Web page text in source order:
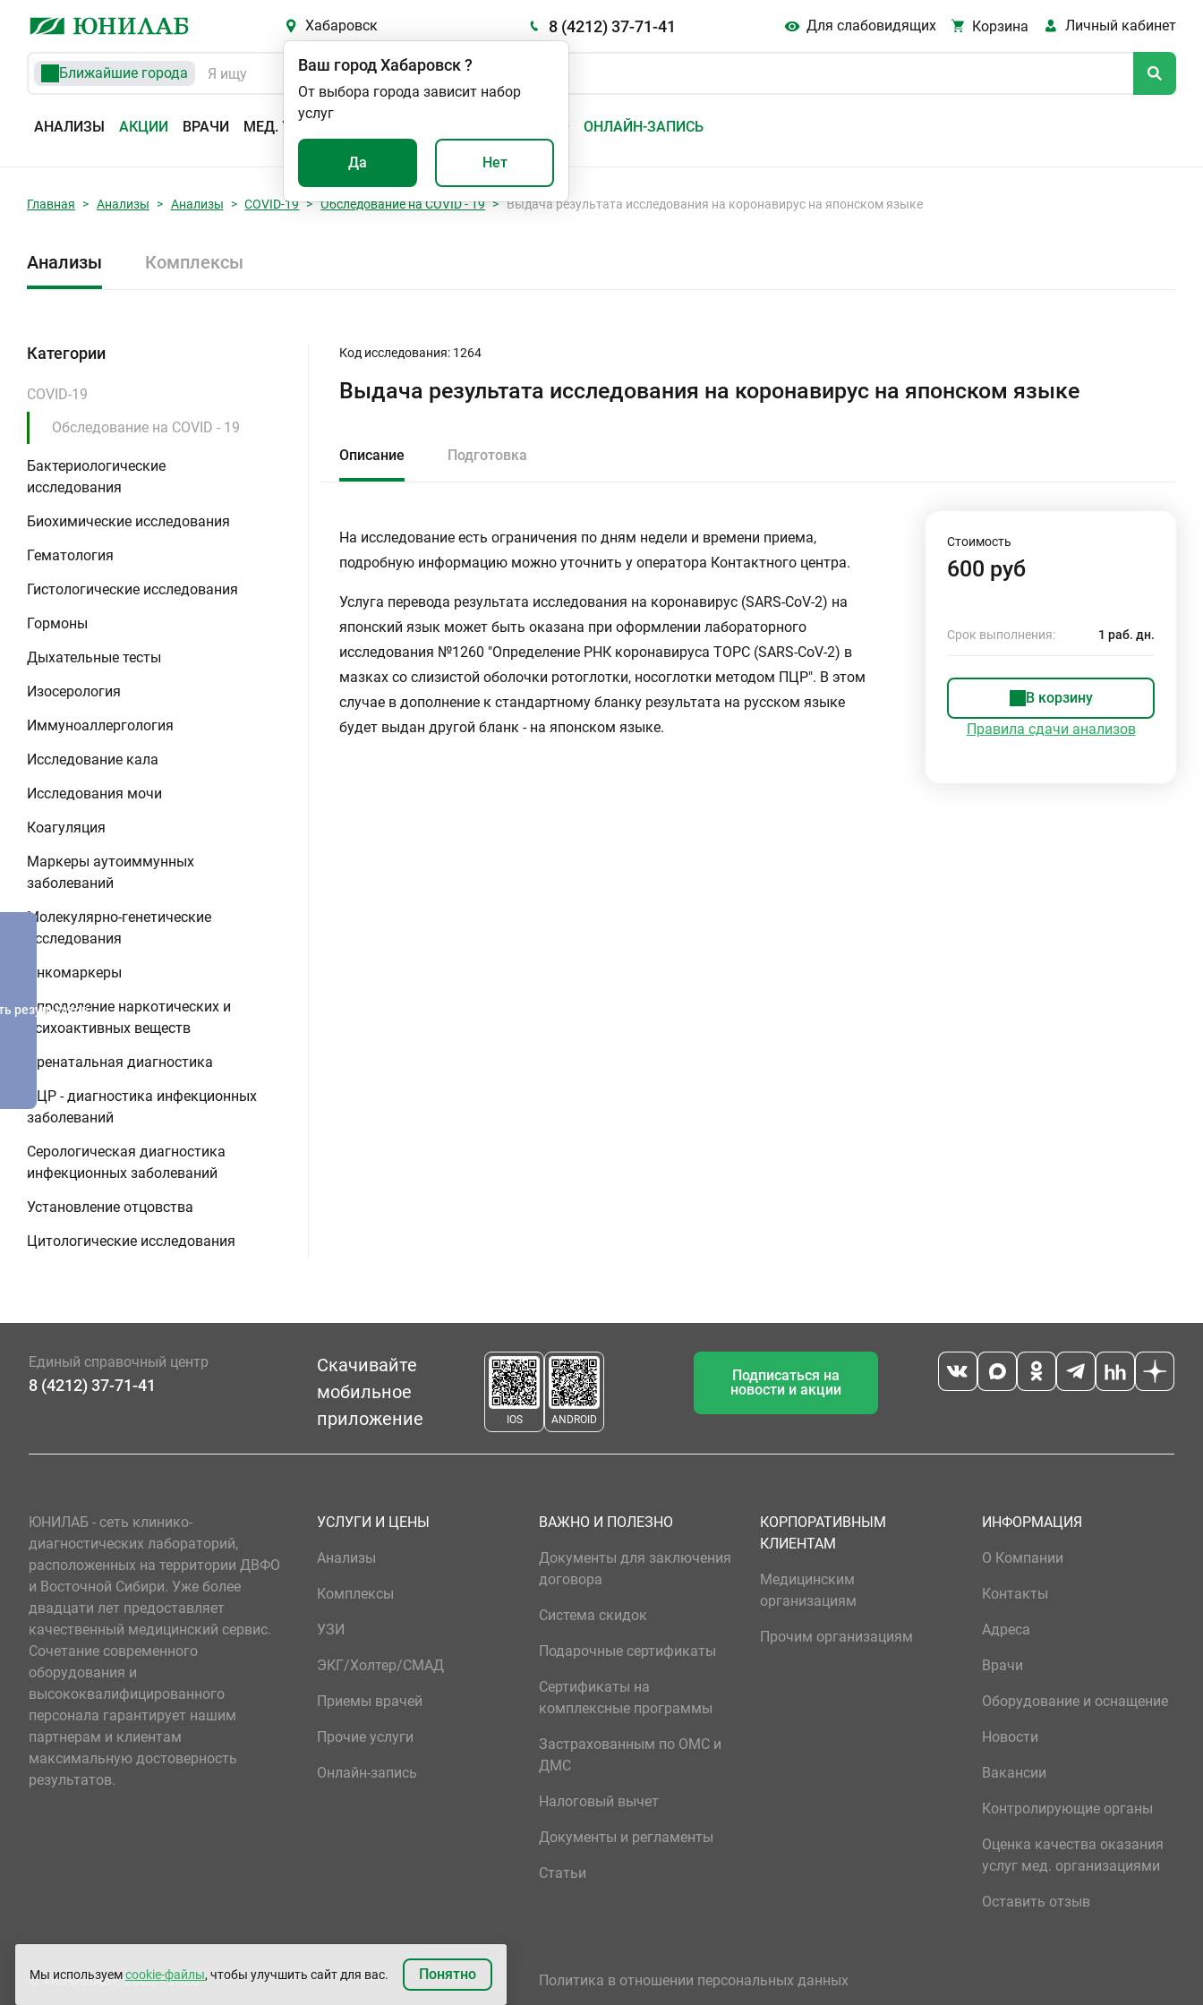
Хабаровск 8 (4212) 37-71-41 Для слабовидящих Корзина Личный кабинет
Ближайшие города
АНАЛИЗЫ АКЦИИ ВРАЧИ МЕД. УСЛУГИ ОНЛАЙН-ЗАПИСЬ
Ваш городХабаровск?
От выбора города зависит набор
услуг
Да Нет
Главная Анализы Анализы COVID-19 Обследование на COVID - 19 Выдача результата исследования на коронавирус на японском языке
Анализы Комплексы
Категории
COVID-19
Обследование на COVID - 19
Бактериологические
исследования
Биохимические исследования
Гематология
Гистологические исследования
Гормоны
Дыхательные тесты
Изосерология
Иммуноаллергология
Исследование кала
Исследования мочи
Коагуляция
Маркеры аутоиммунных
заболеваний
Молекулярно-генетические
исследования
Онкомаркеры
Определение наркотических и
психоактивных веществ
Пренатальная диагностика
ПЦР - диагностика инфекционных
заболеваний
Серологическая диагностика
инфекционных заболеваний
Установление отцовства
Цитологические исследования
Код исследования: 1264
Выдача результата исследования на коронавирус на японском языке
Описание Подготовка
На исследование есть ограничения по дням недели и времени приема,
подробную информацию можно уточнить у оператора Контактного центра.
Услуга перевода результата исследования на коронавирус (SARS-СoV-2) на
японский язык может быть оказана при оформлении лабораторного
исследования №1260 "Определение РНК коронавируса ТОРС (SARS-CoV-2) в
мазках со слизистой оболочки ротоглотки, носоглотки методом ПЦР". В этом
случае в дополнение к стандартному бланку результата на русском языке
будет выдан другой бланк - на японском языке.
Стоимость
600 руб
Срок выполнения: 1 раб. дн.
В корзину
Правила сдачи анализов
результатов
Единый справочный центр
8 (4212) 37-71-41
Скачивайте
мобильное
приложение
IOS ANDROID
Подписаться на
новости и акции
ЮНИЛАБ - сеть клинико-
диагностических лабораторий,
расположенных на территории ДВФО
и Восточной Сибири. Уже более
двадцати лет предоставляет
качественный медицинский сервис.
Сочетание современного
оборудования и
высококвалифицированного
персонала гарантирует нашим
партнерам и клиентам
максимальную достоверность
результатов.
УСЛУГИ И ЦЕНЫ
Анализы
Комплексы
УЗИ
ЭКГ/Холтер/СМАД
Приемы врачей
Прочие услуги
Онлайн-запись
ВАЖНО И ПОЛЕЗНО
Документы для заключения
договора
Система скидок
Подарочные сертификаты
Сертификаты на
комплексные программы
Застрахованным по ОМС и
ДМС
Налоговый вычет
Документы и регламенты
Статьи
КОРПОРАТИВНЫМ
КЛИЕНТАМ
Медицинским
организациям
Прочим организациям
ИНФОРМАЦИЯ
О Компании
Контакты
Адреса
Врачи
Оборудование и оснащение
Новости
Вакансии
Контролирующие органы
Оценка качества оказания
услуг мед. организациями
Оставить отзыв
© «ЮНИЛАБ», 2003 - 2026 Политика в отношении персональных данных
Мы используемcookie-файлы, чтобы улучшить сайт для вас. Понятно